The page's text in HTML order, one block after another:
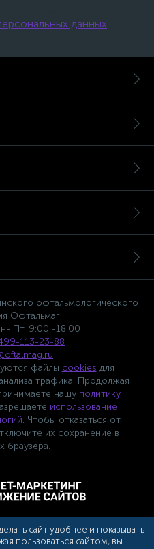
данных
офтальмологического
Офтальмаг
Пт. 9:00 -18:00
113-23-88
файлы cookies для
трафика. Продолжая
нашу политику
использование
. Чтобы отказаться от
их сохранение в
браузера.
сайт удобнее и показывать
пользоваться сайтом, вы